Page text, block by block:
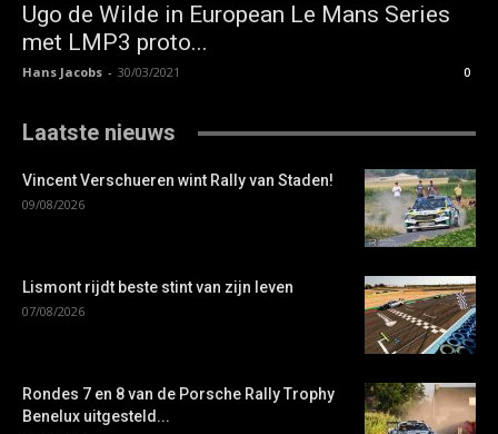
Ugo de Wilde in European Le Mans Series
met LMP3 proto...
Hans Jacobs - 30/03/2021 0
Laatste nieuws
Vincent Verschueren wint Rally van Staden!
09/08/2026
Lismont rijdt beste stint van zijn leven
07/08/2026
Rondes 7 en 8 van de Porsche Rally Trophy
Benelux uitgesteld...